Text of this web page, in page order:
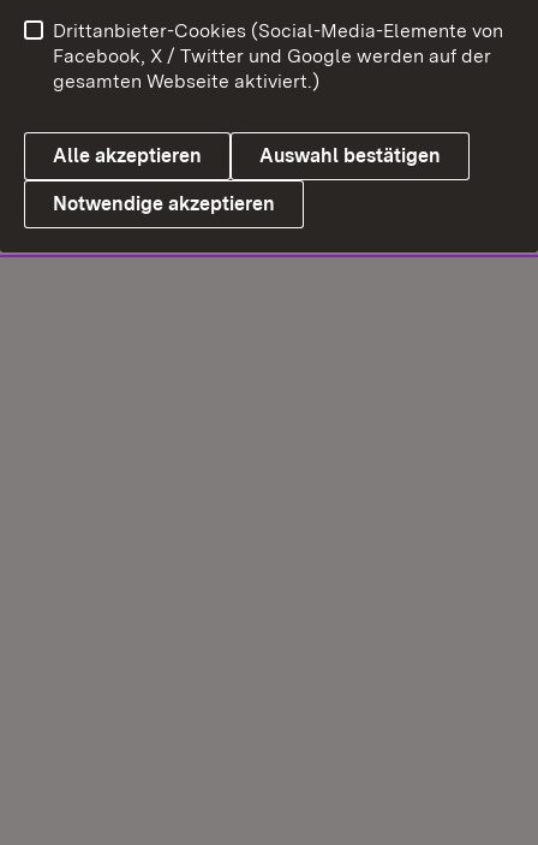
Drittanbieter-Cookies (Social-Media-Elemente von
Facebook, X / Twitter und Google werden auf der
gesamten Webseite aktiviert.)
Alle akzeptieren Auswahl bestätigen
Notwendige akzeptieren